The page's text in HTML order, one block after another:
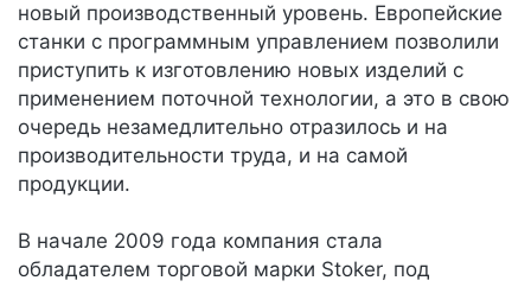
новый производственный уровень. Европейские
станки с программным управлением позволили
приступить к изготовлению новых изделий с
применением поточной технологии, а это в свою
очередь незамедлительно отразилось и на
производительности труда, и на самой
продукции.
В начале 2009 года компания стала
обладателем торговой марки Stoker, под